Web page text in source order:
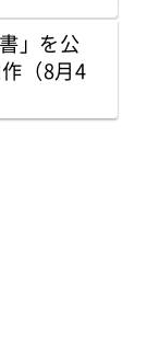
」を公
（8月4